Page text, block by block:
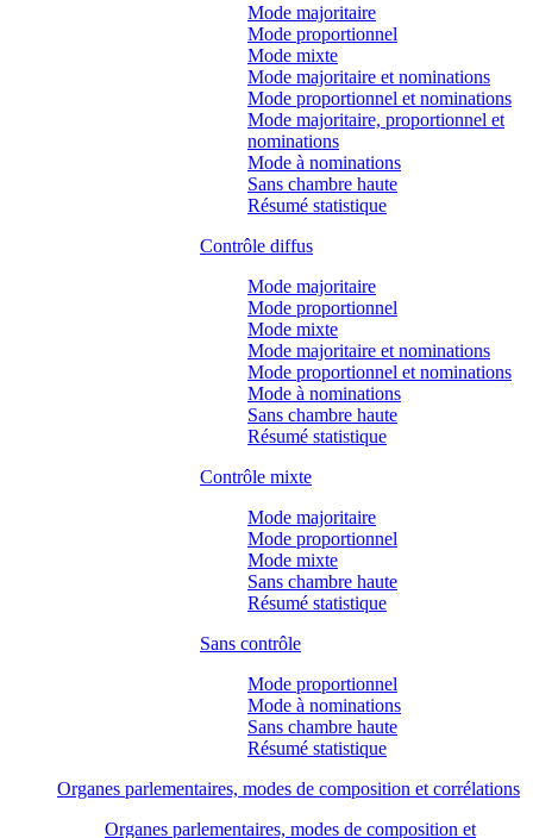
Mode majoritaire
Mode proportionnel
Mode mixte
Mode majoritaire et nominations
Mode proportionnel et nominations
Mode majoritaire, proportionnel et
nominations
Mode à nominations
Sans chambre haute
Résumé statistique
Contrôle diffus
Mode majoritaire
Mode proportionnel
Mode mixte
Mode majoritaire et nominations
Mode proportionnel et nominations
Mode à nominations
Sans chambre haute
Résumé statistique
Contrôle mixte
Mode majoritaire
Mode proportionnel
Mode mixte
Sans chambre haute
Résumé statistique
Sans contrôle
Mode proportionnel
Mode à nominations
Sans chambre haute
Résumé statistique
Organes parlementaires, modes de composition et corrélations
Organes parlementaires, modes de composition et